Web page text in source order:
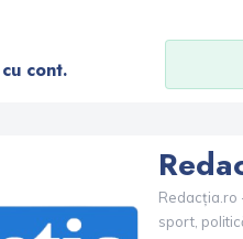
cont.
Redacția.ro
sport,